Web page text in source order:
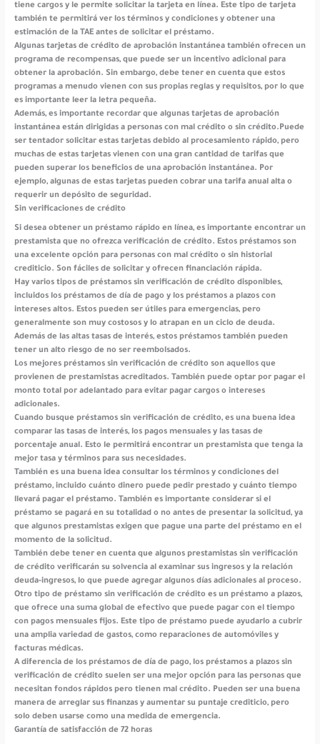
tiene cargos y le permite solicitar la tarjeta en línea. Este tipo de tarjeta
también te permitirá ver los términos y condiciones y obtener una
estimación de la TAE antes de solicitar el préstamo.
Algunas tarjetas de crédito de aprobación instantánea también ofrecen un
programa de recompensas, que puede ser un incentivo adicional para
obtener la aprobación. Sin embargo, debe tener en cuenta que estos
programas a menudo vienen con sus propias reglas y requisitos, por lo que
es importante leer la letra pequeña.
Además, es importante recordar que algunas tarjetas de aprobación
instantánea están dirigidas a personas con mal crédito o sin crédito.Puede
ser tentador solicitar estas tarjetas debido al procesamiento rápido, pero
muchas de estas tarjetas vienen con una gran cantidad de tarifas que
pueden superar los beneficios de una aprobación instantánea. Por
ejemplo, algunas de estas tarjetas pueden cobrar una tarifa anual alta o
requerir un depósito de seguridad.
Sin verificaciones de crédito
Si desea obtener un préstamo rápido en línea, es importante encontrar un
prestamista que no ofrezca verificación de crédito. Estos préstamos son
una excelente opción para personas con mal crédito o sin historial
crediticio. Son fáciles de solicitar y ofrecen financiación rápida.
Hay varios tipos de préstamos sin verificación de crédito disponibles,
incluidos los préstamos de día de pago y los préstamos a plazos con
intereses altos. Estos pueden ser útiles para emergencias, pero
generalmente son muy costosos y lo atrapan en un ciclo de deuda.
Además de las altas tasas de interés, estos préstamos también pueden
tener un alto riesgo de no ser reembolsados.
Los mejores préstamos sin verificación de crédito son aquellos que
provienen de prestamistas acreditados. También puede optar por pagar el
monto total por adelantado para evitar pagar cargos o intereses
adicionales.
Cuando busque préstamos sin verificación de crédito, es una buena idea
comparar las tasas de interés, los pagos mensuales y las tasas de
porcentaje anual. Esto le permitirá encontrar un prestamista que tenga la
mejor tasa y términos para sus necesidades.
También es una buena idea consultar los términos y condiciones del
préstamo, incluido cuánto dinero puede pedir prestado y cuánto tiempo
llevará pagar el préstamo. También es importante considerar si el
préstamo se pagará en su totalidad o no antes de presentar la solicitud, ya
que algunos prestamistas exigen que pague una parte del préstamo en el
momento de la solicitud.
También debe tener en cuenta que algunos prestamistas sin verificación
de crédito verificarán su solvencia al examinar sus ingresos y la relación
deuda-ingresos, lo que puede agregar algunos días adicionales al proceso.
Otro tipo de préstamo sin verificación de crédito es un préstamo a plazos,
que ofrece una suma global de efectivo que puede pagar con el tiempo
con pagos mensuales fijos. Este tipo de préstamo puede ayudarlo a cubrir
una amplia variedad de gastos, como reparaciones de automóviles y
facturas médicas.
A diferencia de los préstamos de día de pago, los préstamos a plazos sin
verificación de crédito suelen ser una mejor opción para las personas que
necesitan fondos rápidos pero tienen mal crédito. Pueden ser una buena
manera de arreglar sus finanzas y aumentar su puntaje crediticio, pero
solo deben usarse como una medida de emergencia.
Garantía de satisfacción de 72 horas